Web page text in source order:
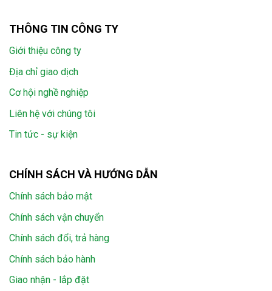
THÔNG TIN CÔNG TY
Giới thiệu công ty
Địa chỉ giao dịch
Cơ hội nghề nghiệp
Liên hệ với chúng tôi
Tin tức - sự kiện
CHÍNH SÁCH VÀ HƯỚNG DẪN
Chính sách bảo mật
Chính sách vận chuyển
Chính sách đổi, trả hàng
Chính sách bảo hành
Giao nhận - lắp đặt